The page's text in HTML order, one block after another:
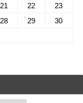
21 22
23
28 29
30